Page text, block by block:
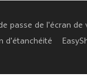
passe de l'écran de
d'étanchéité